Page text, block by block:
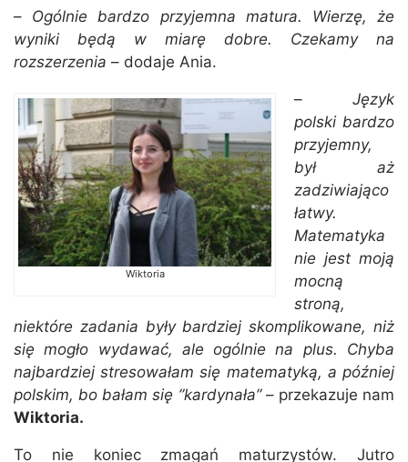
– Ogólnie bardzo przyjemna matura. Wierzę, że
wyniki będą w miarę dobre. Czekamy na
rozszerzenia – dodaje Ania.
Wiktoria
– Język
polski bardzo
przyjemny,
był aż
zadziwiająco
łatwy.
Matematyka
nie jest moją
mocną
stroną,
niektóre zadania były bardziej skomplikowane, niż
się mogło wydawać, ale ogólnie na plus. Chyba
najbardziej stresowałam się matematyką, a później
polskim, bo bałam się ”kardynała”– przekazuje nam
Wiktoria.
To nie koniec zmagań maturzystów. Jutro